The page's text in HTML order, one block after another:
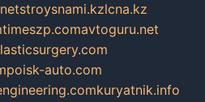
stroysnami.kzlcna.kz
timeszp.comavtoguru.net
poisk-auto.com
kuryatnik.info